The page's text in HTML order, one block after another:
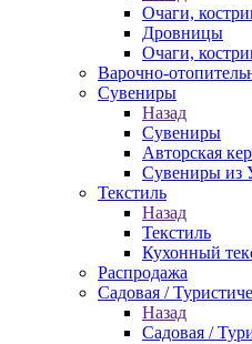
Очаги,
Дровницы
Очаги,
Варочно-
Сувениры
Назад
Сувениры
Авторская
Сувениры из
Текстиль
Назад
Текстиль
Кухонный
Распродажа
Садовая /
Назад
Садовая /